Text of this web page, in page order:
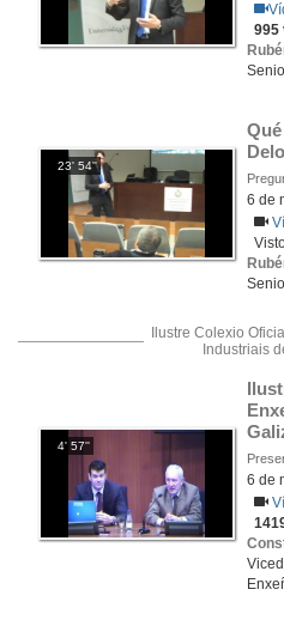
995
23' 54''
6 de
Ilustre Colexio
Industriais
4' 57''
6 de